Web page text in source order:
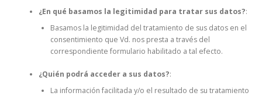
¿En qué basamos la legitimidad para tratar sus datos?:
Basamos la legitimidad del tratamiento de sus datos en el
consentimiento que Vd. nos presta a través del
correspondiente formulario habilitado a tal efecto.
¿Quién podrá acceder a sus datos?:
La información facilitada y/o el resultado de su tratamiento